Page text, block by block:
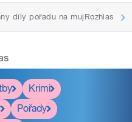
díly pořadu na mujRozhlas
Krimi
Pořady